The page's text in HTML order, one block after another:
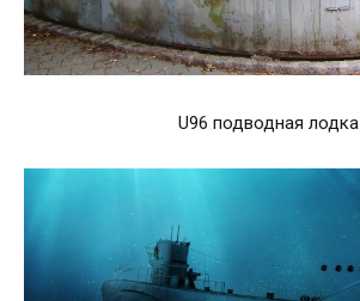
U96 подводная лодка